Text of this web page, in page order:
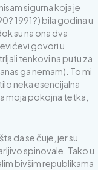
sigurna koja je
1991?) bila godina u
su na ona dva
govori u
tenkovi na putu za
ga nemam). To mi
neka esencijalna
moja pokojna tetka,
da se čuje, jer su
spinovale. Tako u
bivšim republikama